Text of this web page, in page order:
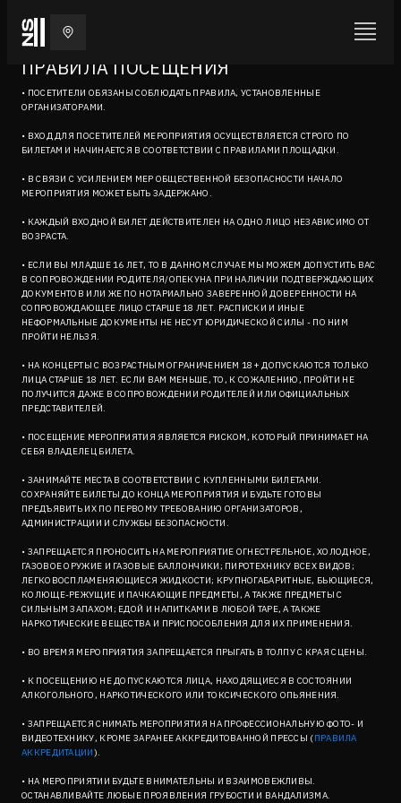
ПРАВИЛА ПОСЕЩЕНИЯ
• ПОСЕТИТЕЛИ ОБЯЗАНЫ СОБЛЮДАТЬ ПРАВИЛА, УСТАНОВЛЕННЫЕ
ОРГАНИЗАТОРАМИ.
• ВХОД ДЛЯ ПОСЕТИТЕЛЕЙ МЕРОПРИЯТИЯ ОСУЩЕСТВЛЯЕТСЯ СТРОГО ПО
БИЛЕТАМ И НАЧИНАЕТСЯ В СООТВЕТСТВИИ С ПРАВИЛАМИ ПЛОЩАДКИ.
• В СВЯЗИ С УСИЛЕНИЕМ МЕР ОБЩЕСТВЕННОЙ БЕЗОПАСНОСТИ НАЧАЛО
МЕРОПРИЯТИЯ МОЖЕТ БЫТЬ ЗАДЕРЖАНО.
• КАЖДЫЙ ВХОДНОЙ БИЛЕТ ДЕЙСТВИТЕЛЕН НА ОДНО ЛИЦО НЕЗАВИСИМО ОТ
ВОЗРАСТА.
• ЕСЛИ ВЫ МЛАДШЕ 16 ЛЕТ, ТО В ДАННОМ СЛУЧАЕ МЫ МОЖЕМ ДОПУСТИТЬ ВАС
В СОПРОВОЖДЕНИИ РОДИТЕЛЯ/ОПЕКУНА ПРИ НАЛИЧИИ ПОДТВЕРЖДАЮЩИХ
ДОКУМЕНТОВ ИЛИ ЖЕ ПО НОТАРИАЛЬНО ЗАВЕРЕННОЙ ДОВЕРЕННОСТИ НА
СОПРОВОЖДАЮЩЕЕ ЛИЦО СТАРШЕ 18 ЛЕТ. РАСПИСКИ И ИНЫЕ
НЕФОРМАЛЬНЫЕ ДОКУМЕНТЫ НЕ НЕСУТ ЮРИДИЧЕСКОЙ СИЛЫ - ПО НИМ
ПРОЙТИ НЕЛЬЗЯ.
• НА КОНЦЕРТЫ С ВОЗРАСТНЫМ ОГРАНИЧЕНИЕМ 18+ ДОПУСКАЮТСЯ ТОЛЬКО
ЛИЦА СТАРШЕ 18 ЛЕТ. ЕСЛИ ВАМ МЕНЬШЕ, ТО, К СОЖАЛЕНИЮ, ПРОЙТИ НЕ
ПОЛУЧИТСЯ ДАЖЕ В СОПРОВОЖДЕНИИ РОДИТЕЛЕЙ ИЛИ ОФИЦИАЛЬНЫХ
ПРЕДСТАВИТЕЛЕЙ.
• ПОСЕЩЕНИЕ МЕРОПРИЯТИЯ ЯВЛЯЕТСЯ РИСКОМ, КОТОРЫЙ ПРИНИМАЕТ НА
СЕБЯ ВЛАДЕЛЕЦ БИЛЕТА.
• ЗАНИМАЙТЕ МЕСТА В СООТВЕТСТВИИ С КУПЛЕННЫМИ БИЛЕТАМИ.
СОХРАНЯЙТЕ БИЛЕТЫ ДО КОНЦА МЕРОПРИЯТИЯ И БУДЬТЕ ГОТОВЫ
ПРЕДЪЯВИТЬ ИХ ПО ПЕРВОМУ ТРЕБОВАНИЮ ОРГАНИЗАТОРОВ,
АДМИНИСТРАЦИИ И СЛУЖБЫ БЕЗОПАСНОСТИ.
• ЗАПРЕЩАЕТСЯ ПРОНОСИТЬ НА МЕРОПРИЯТИЕ ОГНЕСТРЕЛЬНОЕ, ХОЛОДНОЕ,
ГАЗОВОЕ ОРУЖИЕ И ГАЗОВЫЕ БАЛЛОНЧИКИ; ПИРОТЕХНИКУ ВСЕХ ВИДОВ;
ЛЕГКОВОСПЛАМЕНЯЮЩИЕСЯ ЖИДКОСТИ; КРУПНОГАБАРИТНЫЕ, БЬЮЩИЕСЯ,
КОЛЮЩЕ-РЕЖУЩИЕ И ПАЧКАЮЩИЕ ПРЕДМЕТЫ, А ТАКЖЕ ПРЕДМЕТЫ С
СИЛЬНЫМ ЗАПАХОМ; ЕДОЙ И НАПИТКАМИ В ЛЮБОЙ ТАРЕ, А ТАКЖЕ
НАРКОТИЧЕСКИЕ ВЕЩЕСТВА И ПРИСПОСОБЛЕНИЯ ДЛЯ ИХ ПРИМЕНЕНИЯ.
• ВО ВРЕМЯ МЕРОПРИЯТИЯ ЗАПРЕЩАЕТСЯ ПРЫГАТЬ В ТОЛПУ С КРАЯ СЦЕНЫ.
• К ПОСЕЩЕНИЮ НЕ ДОПУСКАЮТСЯ ЛИЦА, НАХОДЯЩИЕСЯ В СОСТОЯНИИ
АЛКОГОЛЬНОГО, НАРКОТИЧЕСКОГО ИЛИ ТОКСИЧЕСКОГО ОПЬЯНЕНИЯ.
• ЗАПРЕЩАЕТСЯ СНИМАТЬ МЕРОПРИЯТИЯ НА ПРОФЕССИОНАЛЬНУЮ ФОТО- И
ВИДЕОТЕХНИКУ, КРОМЕ ЗАРАНЕЕ АККРЕДИТОВАННОЙ ПРЕССЫ (ПРАВИЛА
АККРЕДИТАЦИИ).
• НА МЕРОПРИЯТИИ БУДЬТЕ ВНИМАТЕЛЬНЫ И ВЗАИМОВЕЖЛИВЫ.
ОСТАНАВЛИВАЙТЕ ЛЮБЫЕ ПРОЯВЛЕНИЯ ГРУБОСТИ И ВАНДАЛИЗМА.